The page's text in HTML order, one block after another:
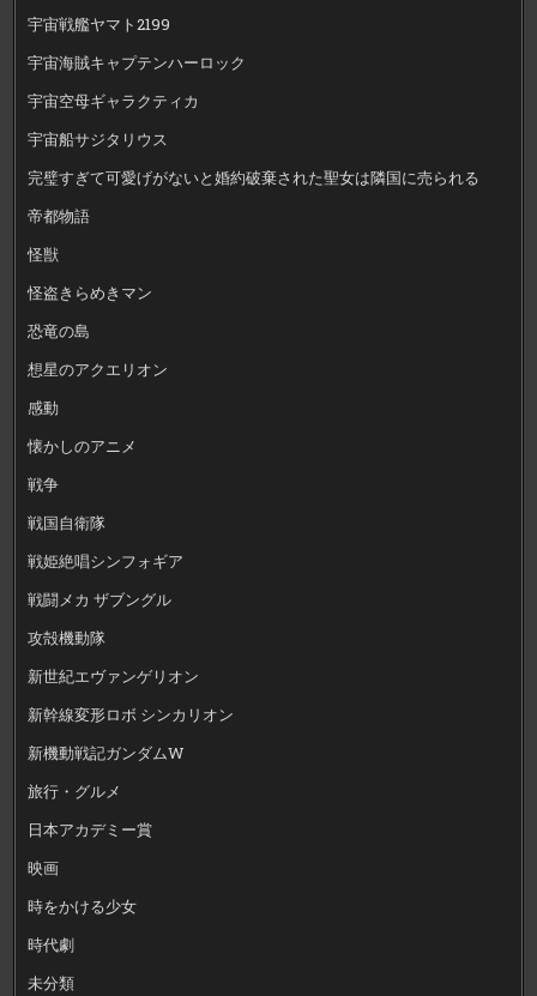
宇宙戦艦ヤマト2199
宇宙海賊キャプテンハーロック
宇宙空母ギャラクティカ
宇宙船サジタリウス
完璧すぎて可愛げがないと婚約破棄された聖女は隣国に売られる
帝都物語
怪獣
怪盗きらめきマン
恐竜の島
想星のアクエリオン
感動
懐かしのアニメ
戦争
戦国自衛隊
戦姫絶唱シンフォギア
戦闘メカ ザブングル
攻殻機動隊
新世紀エヴァンゲリオン
新幹線変形ロボ シンカリオン
新機動戦記ガンダムW
旅行・グルメ
日本アカデミー賞
映画
時をかける少女
時代劇
未分類